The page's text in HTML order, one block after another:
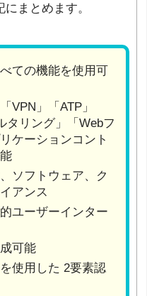
まとめます。
ての機能を使用可
VPN」「ATP」
タリング」「Webフ
ケーションコント
ソフトウェア、ク
アンス
ユーザーインター
可能
使用した 2要素認